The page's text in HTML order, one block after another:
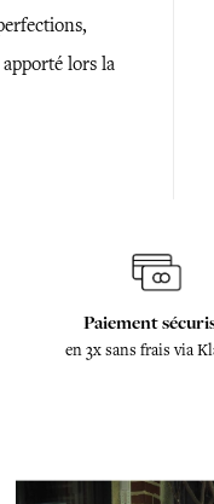
lors la
Paiement
en 3x sans frais via